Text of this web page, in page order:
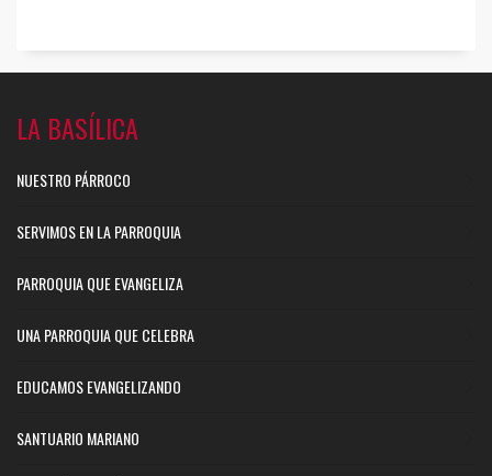
LA BASÍLICA
NUESTRO PÁRROCO
SERVIMOS EN LA PARROQUIA
PARROQUIA QUE EVANGELIZA
UNA PARROQUIA QUE CELEBRA
EDUCAMOS EVANGELIZANDO
SANTUARIO MARIANO